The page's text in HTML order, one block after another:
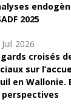
2025
2026
croisés
sur
en Wallonie.